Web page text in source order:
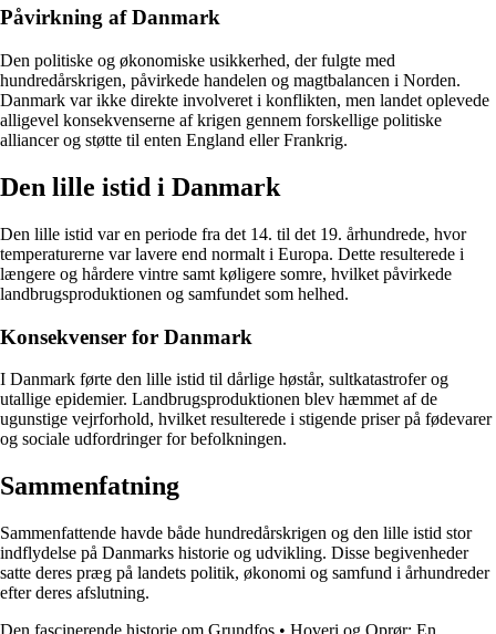
Påvirkning af Danmark
Den politiske og økonomiske usikkerhed, der fulgte med
hundredårskrigen, påvirkede handelen og magtbalancen i Norden.
Danmark var ikke direkte involveret i konflikten, men landet oplevede
alligevel konsekvenserne af krigen gennem forskellige politiske
alliancer og støtte til enten England eller Frankrig.
Den lille istid i Danmark
Den lille istid var en periode fra det 14. til det 19. århundrede, hvor
temperaturerne var lavere end normalt i Europa. Dette resulterede i
længere og hårdere vintre samt køligere somre, hvilket påvirkede
landbrugsproduktionen og samfundet som helhed.
Konsekvenser for Danmark
I Danmark førte den lille istid til dårlige høstår, sultkatastrofer og
utallige epidemier. Landbrugsproduktionen blev hæmmet af de
ugunstige vejrforhold, hvilket resulterede i stigende priser på fødevarer
og sociale udfordringer for befolkningen.
Sammenfatning
Sammenfattende havde både hundredårskrigen og den lille istid stor
indflydelse på Danmarks historie og udvikling. Disse begivenheder
satte deres præg på landets politik, økonomi og samfund i århundreder
efter deres afslutning.